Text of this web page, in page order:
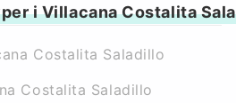
i Villacana Costalita
Costalita Saladillo
Costalita Saladillo